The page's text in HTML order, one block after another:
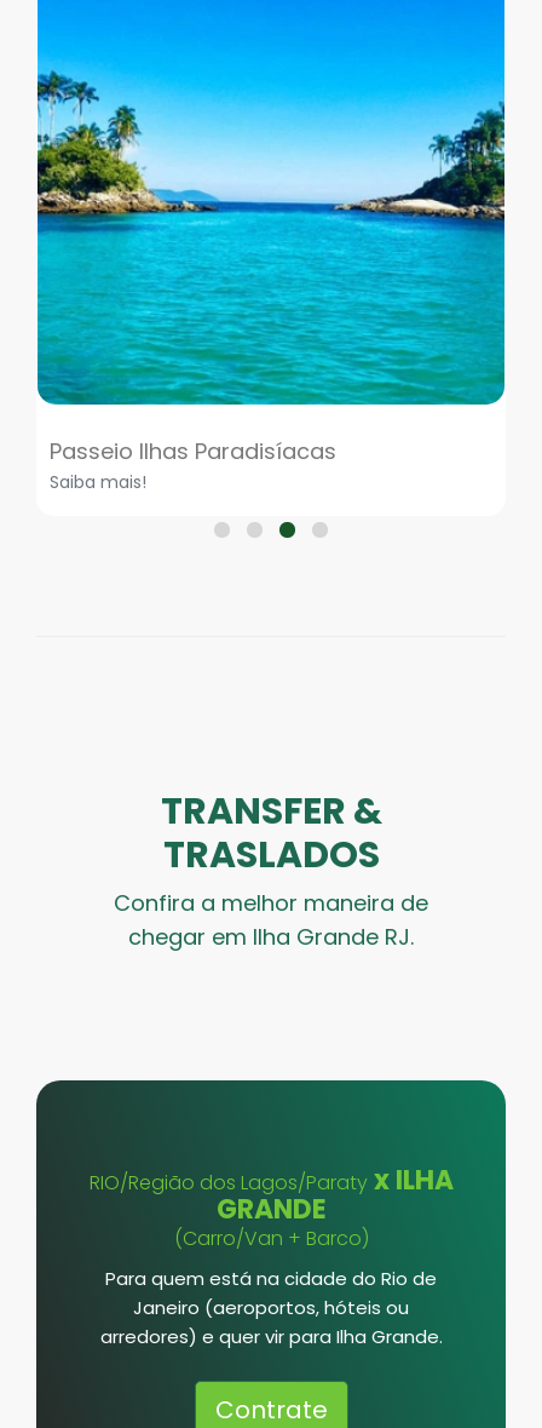
Passeio Ilhas Paradisíacas
Saiba mais!
TRANSFER &
TRASLADOS
Confira a melhor maneira de
chegar em Ilha Grande RJ.
RIO/Região dos Lagos/Paratyx ILHA
GRANDE
(Carro/Van + Barco)
Para quem está na cidade do Rio de
Janeiro (aeroportos, hóteis ou
arredores) e quer vir para Ilha Grande.
Contrate